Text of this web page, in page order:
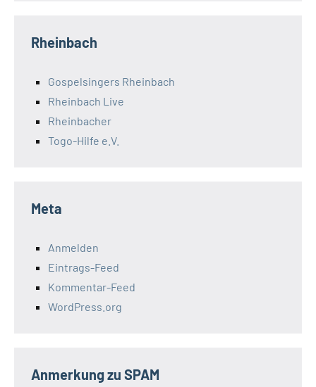
Rheinbach
Gospelsingers Rheinbach
Rheinbach Live
Rheinbacher
Togo-Hilfe e.V.
Meta
Anmelden
Eintrags-Feed
Kommentar-Feed
WordPress.org
Anmerkung zu SPAM